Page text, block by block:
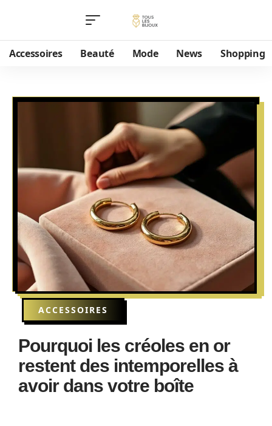
Accessoires Beauté Mode News Shopping
ACCESSOIRES
Pourquoi les créoles en or
restent des intemporelles à
avoir dans votre boîte